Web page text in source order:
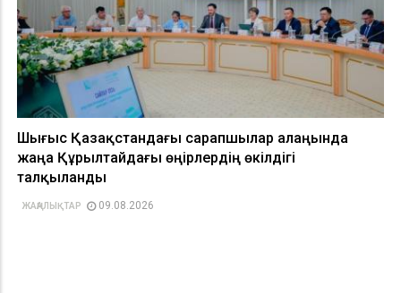
Шығыс Қазақстандағы сарапшылар алаңында
жаңа Құрылтайдағы өңірлердің өкілдігі
талқыланды
ЖАҢАЛЫҚТАР 09.08.2026